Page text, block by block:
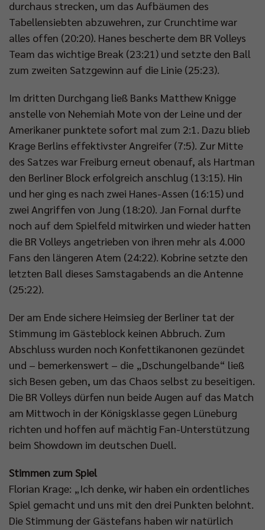
durchaus strecken, um das Aufbäumen des
Tabellensiebten abzuwehren, zur Crunchtime war
alles offen (20:20). Hanes bescherte dem BR Volleys
Team das wichtige Break (23:21) und setzte den Ball
zum zweiten Satzgewinn auf die Linie (25:23).
Im dritten Durchgang ließ Banks Matthew Knigge
anstelle von Nehemiah Mote von der Leine und der
Amerikaner punktete sofort mal zum 2:1. Dazu blieb
Krage Berlins effektivster Angreifer (7:5). Zur Mitte
des Satzes war Freiburg erneut obenauf, als Hartman
den Berliner Block erfolgreich anschlug (13:15). Hin
und her ging es nach zwei Hanes-Assen (16:15) und
zwei Angriffen von Jung (18:20). Jan Fornal durfte
noch auf dem Spielfeld mitwirken und wieder hatten
die BR Volleys angetrieben von ihren mehr als 4.000
Fans den längeren Atem (24:22). Kobrine setzte den
letzten Ball dieses Samstagabends an die Antenne
(25:22).
Der am Ende sichere Heimsieg der Berliner tat der
Stimmung im Gästeblock keinen Abbruch. Zum
Abschluss wurden noch Konfettikanonen gezündet
und – bemerkenswert – die „Dschungelbande“ ließ
sich Besen geben, um das Chaos selbst zu beseitigen.
Die BR Volleys dürfen nun beide Augen auf das Match
am Mittwoch in der Königsklasse gegen Lüneburg
richten und hoffen auf mächtig Fan-Unterstützung
beim Showdown im deutschen Duell.
Stimmen zum Spiel
Florian Krage: „Ich denke, wir haben ein ordentliches
Spiel gemacht und uns mit den drei Punkten belohnt.
Die Stimmung der Gästefans haben wir natürlich